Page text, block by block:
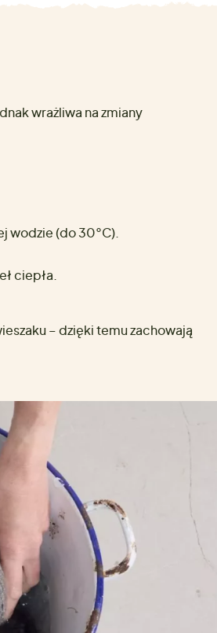
wrażliwa na zmiany
wodzie (do 30°C).
ciepła.
– dzięki temu zachowają